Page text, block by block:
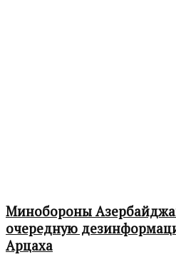
Минобороны
очередную
Арцаха